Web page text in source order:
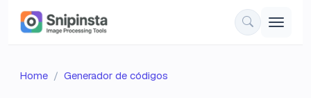
Home Generador de códigos